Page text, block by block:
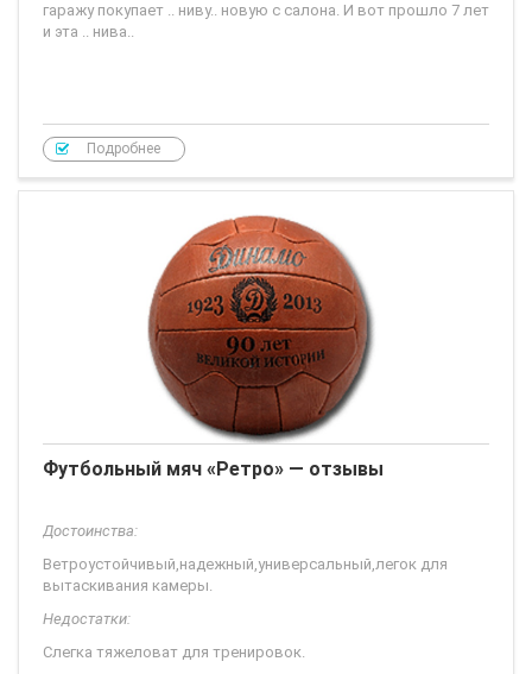
гаражу покупает .. ниву.. новую с салона. И вот прошло 7 лет
и эта .. нива..
Подробнее
Футбольный мяч «Ретро» — отзывы
Достоинства:
Ветроустойчивый,надежный,универсальный,легок для
вытаскивания камеры.
Недостатки:
Слегка тяжеловат для тренировок.